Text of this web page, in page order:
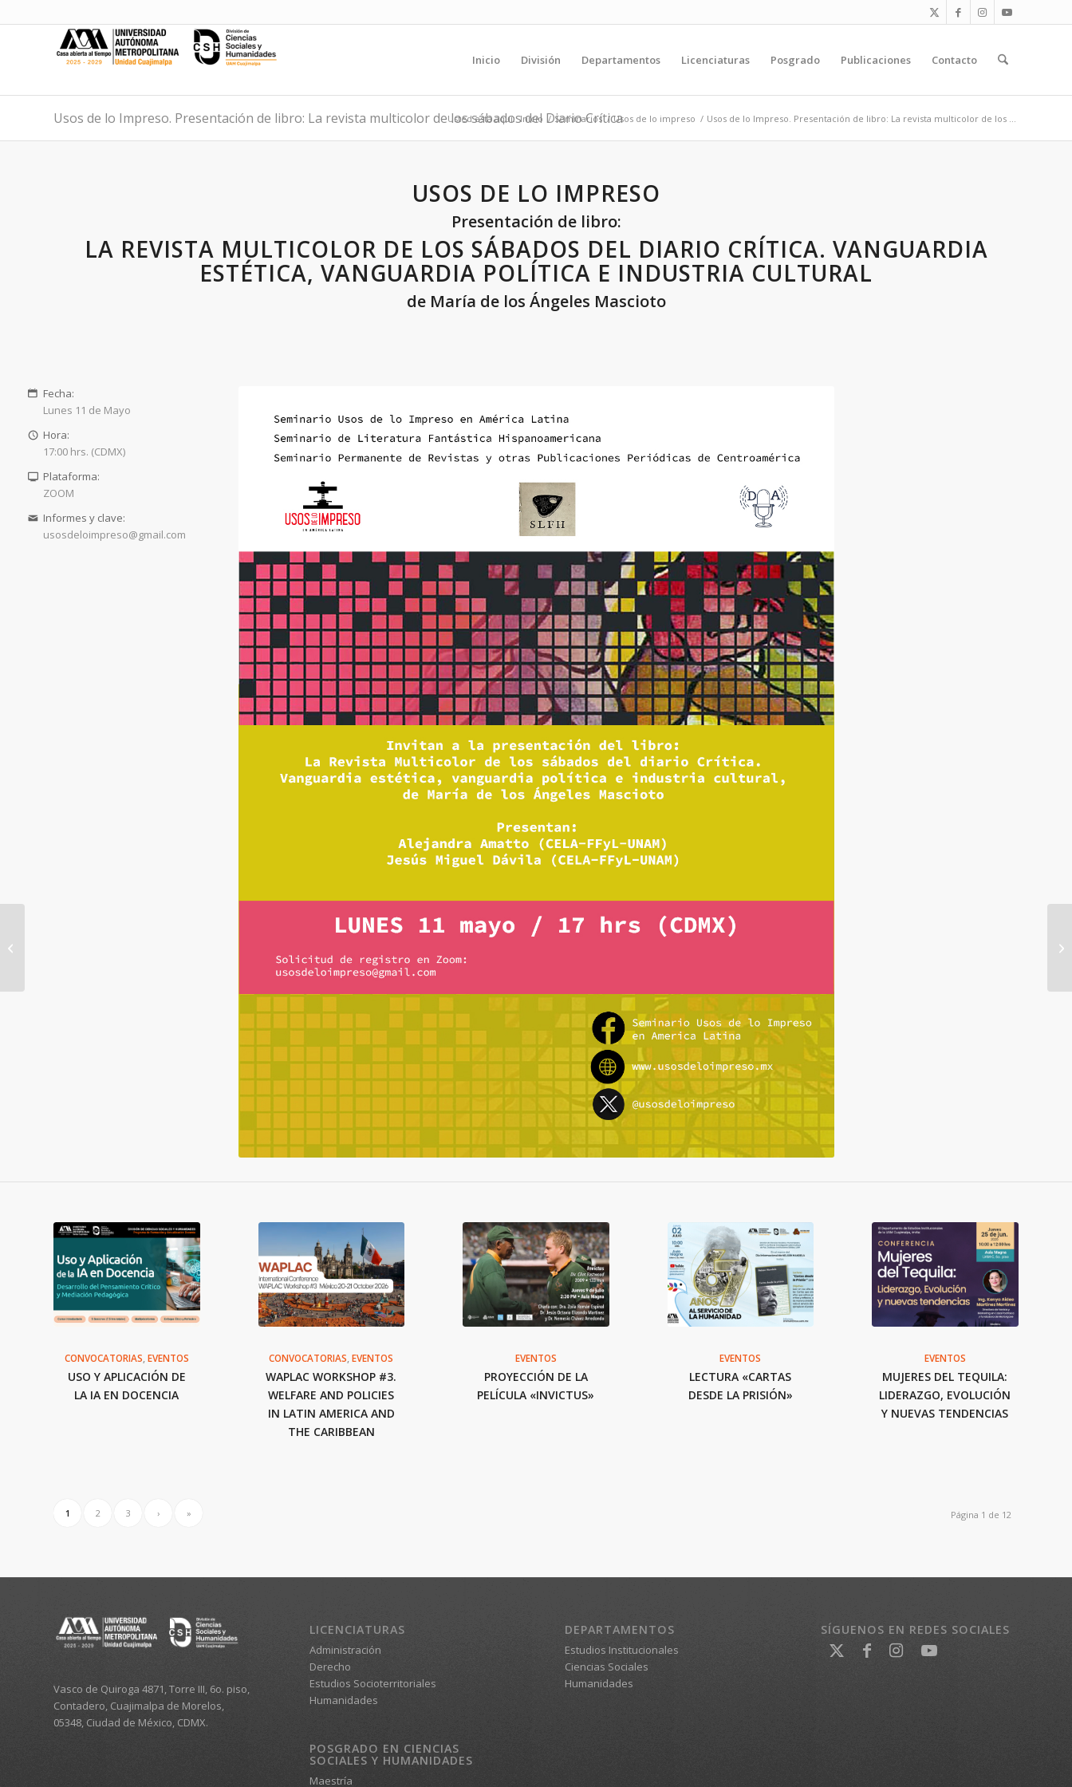
Inicio División Departamentos Licenciaturas Posgrado Publicaciones Contacto
Usos de lo Impreso. Presentación de libro: La revista multicolor de los sábados del Diario Crítica
Usted está aquí: Inicio / Seminarios / Usos de lo impreso / Usos de lo Impreso. Presentación de libro: La revista multicolor de los ...
USOS DE LO IMPRESO
Presentación de libro:
LA REVISTA MULTICOLOR DE LOS SÁBADOS DEL DIARIO CRÍTICA. VANGUARDIA
ESTÉTICA, VANGUARDIA POLÍTICA E INDUSTRIA CULTURAL
de María de los Ángeles Mascioto
Fecha:
Lunes 11 de Mayo
Hora:
17:00 hrs. (CDMX)
Plataforma:
ZOOM
Informes y clave:
usosdeloimpreso@gmail.com
CONVOCATORIAS EVENTOS
USO Y APLICACIÓN DE
LA IA EN DOCENCIA
CONVOCATORIAS ,EVENTOS
WAPLAC WORKSHOP #3.
WELFARE AND POLICIES
IN LATIN AMERICA AND
THE CARIBBEAN
EVENTOS
PROYECCIÓN DE LA
PELÍCULA «INVICTUS»
EVENTOS
LECTURA «CARTAS
DESDE LA PRISIÓN»
EVENTOS
MUJERES DEL TEQUILA:
LIDERAZGO, EVOLUCIÓN
Y NUEVAS TENDENCIAS
Página 1 de 12
1 2 3 › »
Vasco de Quiroga 4871, Torre III, 6o. piso,
Contadero, Cuajimalpa de Morelos,
05348, Ciudad de México, CDMX.
LICENCIATURAS
Administración
Derecho
Estudios Socioterritoriales
Humanidades
POSGRADO EN CIENCIAS
SOCIALES Y HUMANIDADES
Maestría
DEPARTAMENTOS
Estudios Institucionales
Ciencias Sociales
Humanidades
SÍGUENOS EN REDES SOCIALES